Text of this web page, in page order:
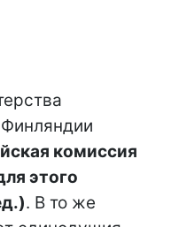
комиссия
этого
. В то же